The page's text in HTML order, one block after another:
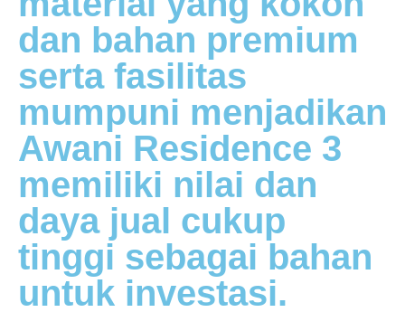
dan bahan premium
serta fasilitas
mumpuni menjadikan
Awani Residence 3
memiliki nilai dan
daya jual cukup
tinggi sebagai bahan
untuk investasi.